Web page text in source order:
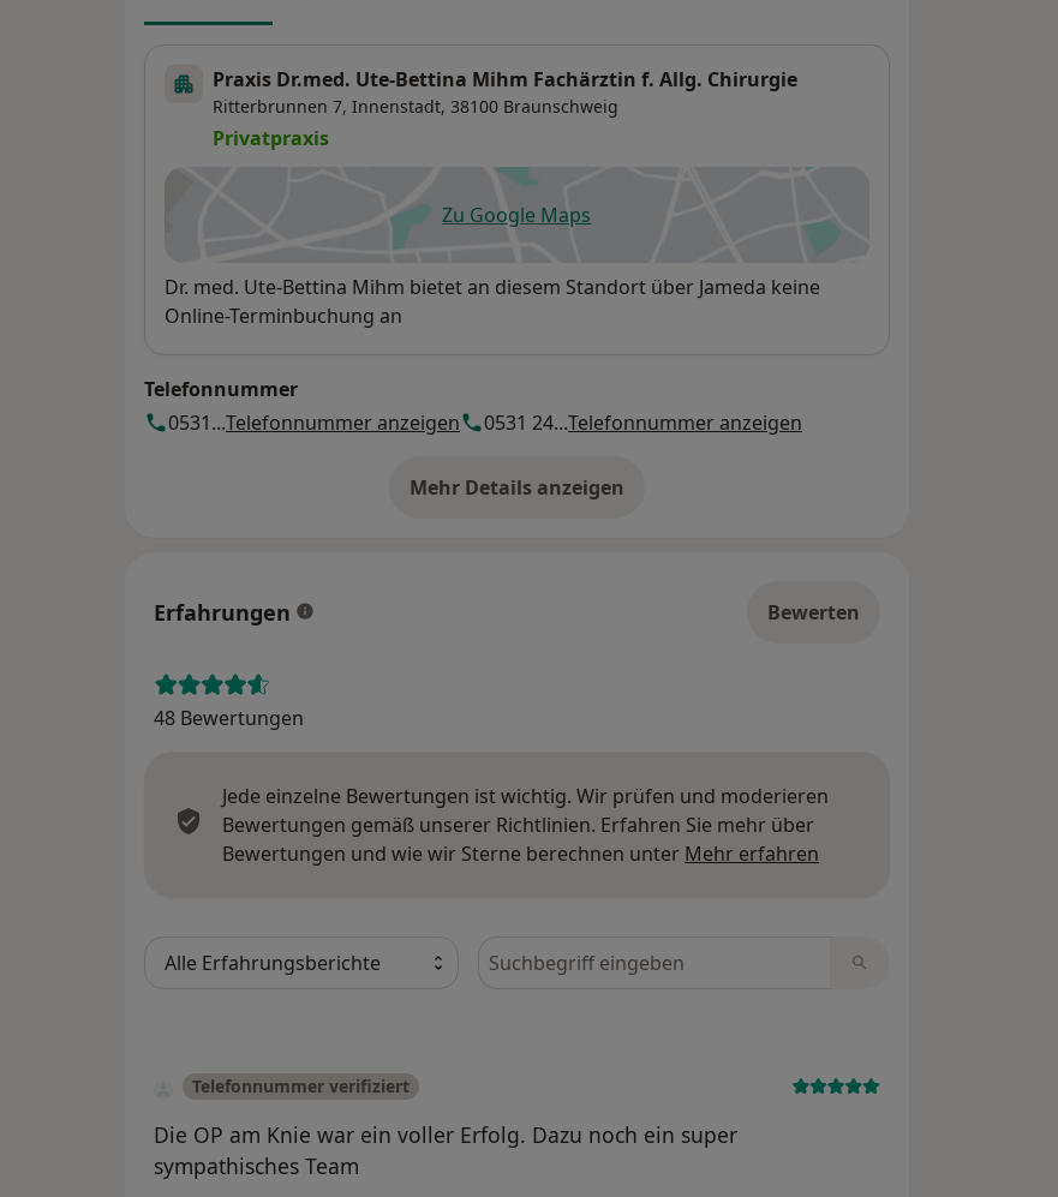
Praxis Dr.med. Ute-Bettina Mihm Fachärztin f. Allg. Chirurgie
Ritterbrunnen 7, Innenstadt, 38100 Braunschweig
Privatpraxis
Zu Google Mapsöffnet in einer neuen Registerkarte
Verfügbarkeit
Dr. med. Ute-Bettina Mihm bietet an diesem Standort über Jameda keine
Online-Terminbuchung an
Telefonnummer
0531...Telefonnummer anzeigen 0531 24...Telefonnummer anzeigen
Mehr Details anzeigen
über die Adresse
Erfahrungen Bewerten
48 Bewertungen
Jede einzelne Bewertungen ist wichtig. Wir prüfen und moderieren
Bewertungen gemäß unserer Richtlinien. Erfahren Sie mehr über
Bewertungen und wie wir Sterne berechnen unter Mehr erfahren
Bewertungen durchsuchen
Telefonnummer verifiziert
Die OP am Knie war ein voller Erfolg. Dazu noch ein super
sympathisches Team